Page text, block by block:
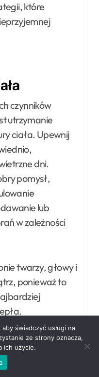
które
czynników
utrzymanie
ciała. Upewnij
dni.
pomysł,
lub
w zależności
twarzy, głowy i
ponieważ to
z materiałów,
świadczyć usługi na
ze strony oznacza,
ich użycie.